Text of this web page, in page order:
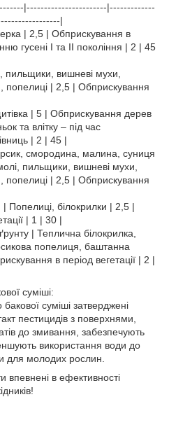
|-----------------------|-------------
|
| 2,5 | Обприскування в
гусені I та II покоління | 2 | 45
пильщики, вишневі мухи,
попелиці | 2,5 | Обприскування
| 5 | Обприскування дерев
та влітку – під час
| 2 | 45 |
смородина, малина, суниця
пильщики, вишневі мухи,
попелиці | 2,5 | Обприскування
| Попелиці, білокрилки | 2,5 |
| 1 | 30 |
| Теплична білокрилка,
попелиця, баштанна
в період вегетації | 2 |
суміші:
суміші затверджені
пестицидів з поверхнями,
до змивання, забезпечують
використання води до
для молодих рослин.
в ефективності